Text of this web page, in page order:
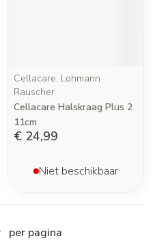
Cellacare, Lohmann
Rauscher
Cellacare Halskraag Plus 2
11cm
€ 24,99
Niet beschikbaar
per pagina